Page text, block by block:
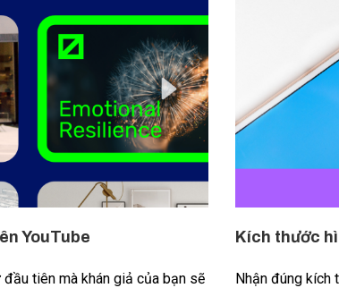
YouTube
tiên mà khán giả của bạn sẽ
Kích thước
Nhận đúng kích